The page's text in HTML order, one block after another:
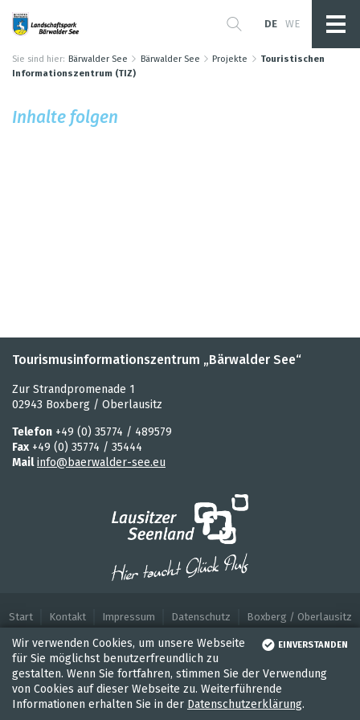
DE WE
WASSER RADFAHREN WANDEL UNTERKÜNFTE
EINVERSTANDEN
Wir verwenden Cookies, um unsere Webseite
für Sie möglichst benutzerfreundlich zu
gestalten. Wenn Sie fortfahren, stimmen Sie der Verwendung
von Cookies auf dieser Webseite zu. Weiterführende
Informationen erhalten Sie in der Datenschutzerklärung.
Sie sind hier: Bärwalder See Bärwalder See Projekte
Touristischen
Informationszentrum (TIZ)
Inhalte fol­gen
Tourismusinformationszentrum „Bärwalder See“
Zur Strandpromenade 1
02943 Boxberg / Oberlausitz
Telefon +49 (0) 35774 / 489579
Fax +49 (0) 35774 / 35444
Mail info@baerwalder-see.eu
Start Kontakt Impressum Datenschutz Boxberg / Oberlausitz